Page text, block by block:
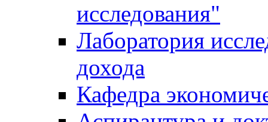
исследования"
Лаборатория
дохода
Кафедра